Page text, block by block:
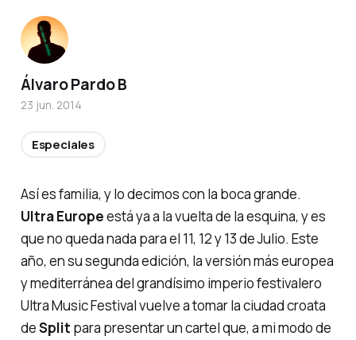
Así es familia, y lo decimos con la boca grande.
Ultra Europeestá ya a la vuelta de la esquina, y es
que no queda nada para el 11, 12 y 13 de Julio. Este
año, en su segunda edición, la versión más europea
y mediterránea del grandísimo imperio festivalero
Ultra Music Festival vuelve a tomar la ciudad croata
deSplit para presentar un cartel que, a mi modo de
Álvaro Pardo B
23 jun. 2014
Especiales